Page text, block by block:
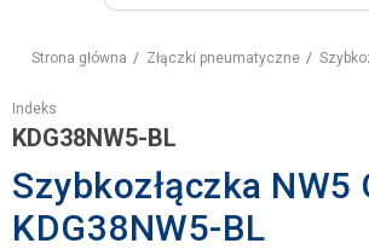
Strona główna Złączki pneumatyczne
Indeks
KDG38NW5-BL
Szybkozłączka NW5
KDG38NW5-BL